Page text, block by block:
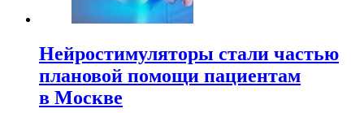
Нейростимуляторы стали частью
плановой помощи пациентам
в Москве